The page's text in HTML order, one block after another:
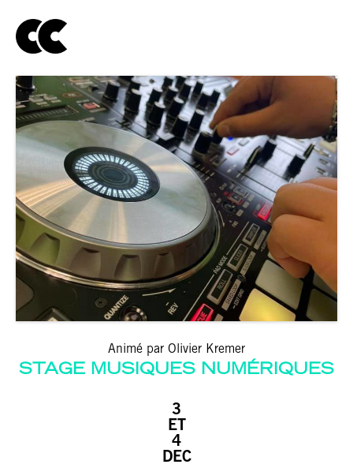
Animé par Olivier Kremer
STAGE MUSIQUES NUMÉRIQUES
3
ET
4
DEC